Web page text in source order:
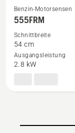
Mehr
Details
zu
anzeigen
Benzin-Motorsensen
555FRM
Schnittbreite
54 cm
Ausgangsleistung
2.8 kW